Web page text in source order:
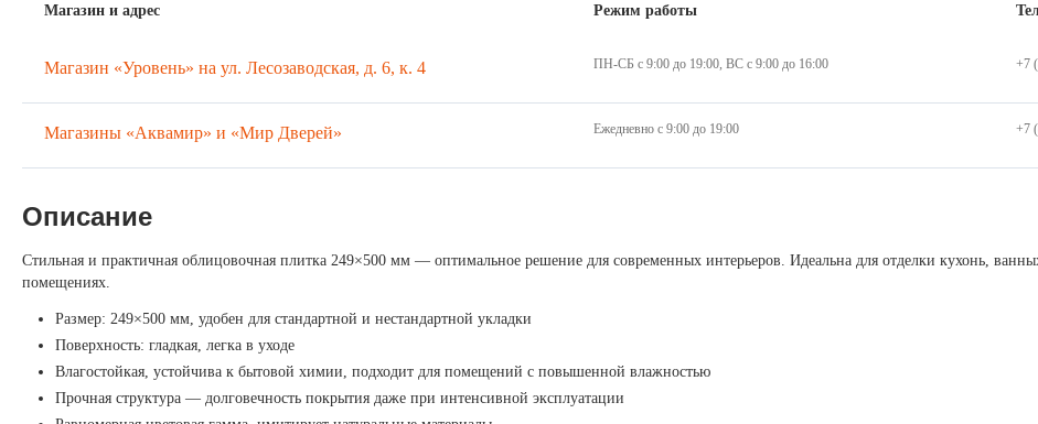
Магазин и адрес Режим работы
Магазин «Уровень» на ул. Лесозаводская, д. 6, к. 4 ПН-СБ с 9:00 до 19:00, ВС с 9:00 до 16:00 +7
Магазины «Аквамир» и «Мир Дверей» Ежедневно с 9:00 до 19:00 +7
Описание
Стильная и практичная облицовочная плитка 249×500 мм — оптимальное решение для современных интерьеров. Идеальна для отделки кухонь,
помещениях.
Размер: 249×500 мм, удобен для стандартной и нестандартной укладки
Поверхность: гладкая, легка в уходе
Влагостойкая, устойчива к бытовой химии, подходит для помещений с повышенной влажностью
Прочная структура — долговечность покрытия даже при интенсивной эксплуатации